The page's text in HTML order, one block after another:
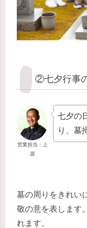
②七夕行事
営業担当：上
原
七夕の
り、墓
墓の周りをきれい
敬の意を表します
れます。